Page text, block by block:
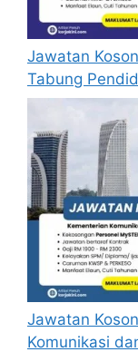
Jawatan
Tabung
Jawatan
Komunikasi